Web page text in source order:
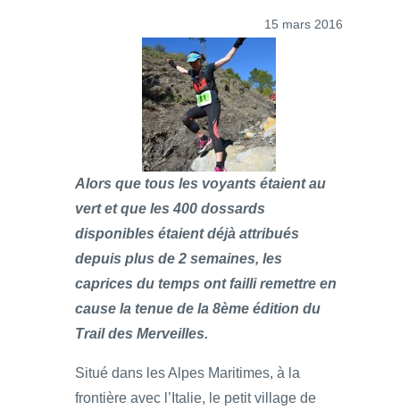
15 mars 2016
Alors que tous les voyants étaient au
vert et que les 400 dossards
disponibles étaient déjà attribués
depuis plus de 2 semaines, les
caprices du temps ont failli remettre en
cause la tenue de la 8ème édition du
Trail des Merveilles.
Situé dans les Alpes Maritimes, à la
frontière avec l’Italie, le petit village de